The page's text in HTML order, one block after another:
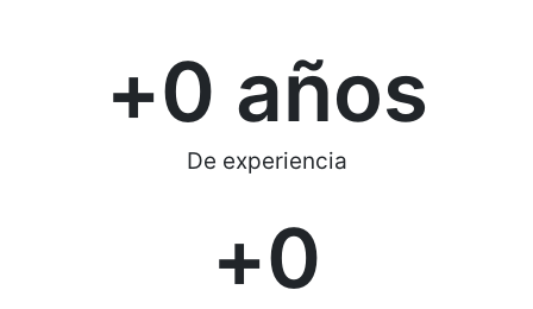
De experiencia
+0 años
+0